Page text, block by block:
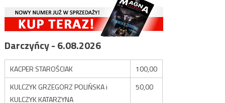
Darczyńcy - 6.08.2026
KACPER STAROŚCIAK
100,00
KULCZYK GRZEGORZ POLIŃSKA i
KULCZYK KATARZYNA
50,00